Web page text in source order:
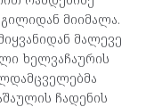
მიიმალა.
მალევე
ხელვაჩაურის
ჩადენის